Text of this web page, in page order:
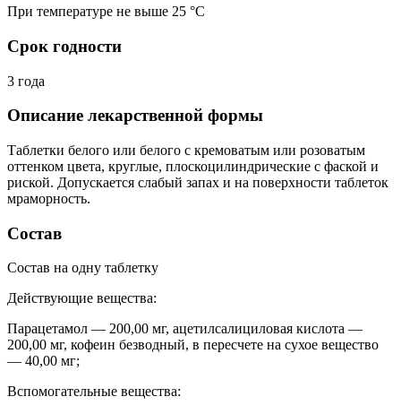
При температуре не выше 25 °C
Срок годности
3 года
Описание лекарственной формы
Таблетки белого или белого с кремоватым или розоватым
оттенком цвета, круглые, плоскоцилиндрические с фаской и
риской. Допускается слабый запах и на поверхности таблеток
мраморность.
Состав
Состав на одну таблетку
Действующие вещества:
Парацетамол — 200,00 мг, ацетилсалициловая кислота —
200,00 мг, кофеин безводный, в пересчете на сухое вещество
— 40,00 мг;
Вспомогательные вещества: